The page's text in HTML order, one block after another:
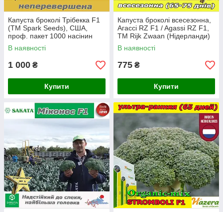
Капуста броколі Трібекка F1
(ТМ Spark Seeds), США,
проф. пакет 1000 насінин
В наявності
1 000 ₴
Купити
Капуста броколі всесезонна,
Агассі RZ F1 / Agassi RZ F1,
ТМ Rijk Zwaan (Нідерланди)
В наявності
775 ₴
Купити